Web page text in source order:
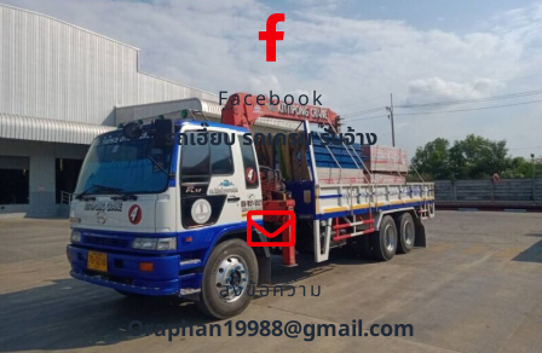
Facebook
รถเฮี๊ยบ รถเครน รับจ้าง
ส่งข้อความ
Oraphan19988@gmail.com